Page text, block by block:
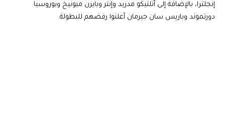
إنجلترا، بالإضافة إلى أتلتيكو مدريد وإنتر وبايرن ميونيخ وبوروسيا
دورتموند وباريس سان جيرمان أعلنوا رفضهم للبطولة.